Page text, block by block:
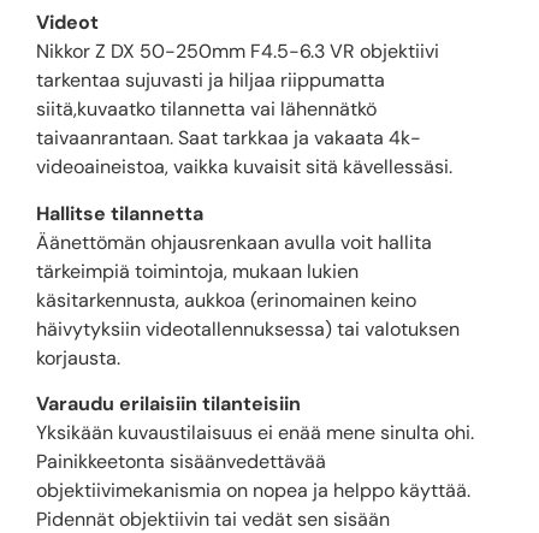
Videot
Nikkor Z DX 50-250mm F4.5-6.3 VR objektiivi
tarkentaa sujuvasti ja hiljaa riippumatta
siitä,kuvaatko tilannetta vai lähennätkö
taivaanrantaan. Saat tarkkaa ja vakaata 4k-
videoaineistoa, vaikka kuvaisit sitä kävellessäsi.
Hallitse tilannetta
Äänettömän ohjausrenkaan avulla voit hallita
tärkeimpiä toimintoja, mukaan lukien
käsitarkennusta, aukkoa (erinomainen keino
häivytyksiin videotallennuksessa) tai valotuksen
korjausta.
Varaudu erilaisiin tilanteisiin
Yksikään kuvaustilaisuus ei enää mene sinulta ohi.
Painikkeetonta sisäänvedettävää
objektiivimekanismia on nopea ja helppo käyttää.
Pidennät objektiivin tai vedät sen sisään